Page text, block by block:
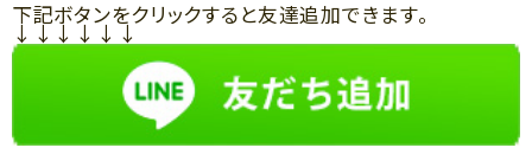
下記ボタンをクリックすると友達追加できます。
↓↓↓↓↓↓